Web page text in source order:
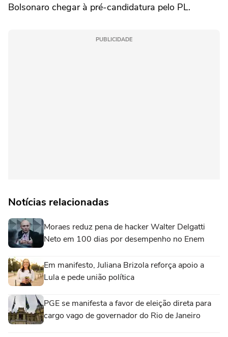
Bolsonaro chegar à pré-candidatura pelo PL.
PUBLICIDADE
Notícias relacionadas
Moraes reduz pena de hacker Walter Delgatti
Neto em 100 dias por desempenho no Enem
Em manifesto, Juliana Brizola reforça apoio a
Lula e pede união política
PGE se manifesta a favor de eleição direta para
cargo vago de governador do Rio de Janeiro